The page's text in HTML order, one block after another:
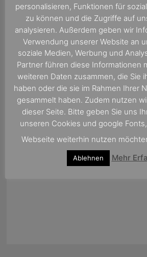
Suchen
nach:
personalisieren, Funktionen für
zu können und die Zugriffe auf
analysieren. Außerdem geben wir
Verwendung unserer Website an
soziale Medien, Werbung und
Partner führen diese Informationen
weiteren Daten zusammen, die Sie
haben oder die sie im Rahmen Ihrer
gesammelt haben. Zudem nutzen
dieser Seite. Bitte geben Sie uns
unseren Cookies und google
Webseite weiterhin nutzen
Ablehnen Mehr